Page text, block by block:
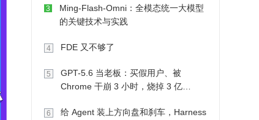
3
Ming-Flash-Omni：全模态统一大模型
的关键技术与实践
4 FDE 又不够了
5
GPT-5.6 当老板：买假用户、被
Chrome 干崩 3 小时，烧掉 3 亿
6
给 Agent 装上方向盘和刹车，Harness